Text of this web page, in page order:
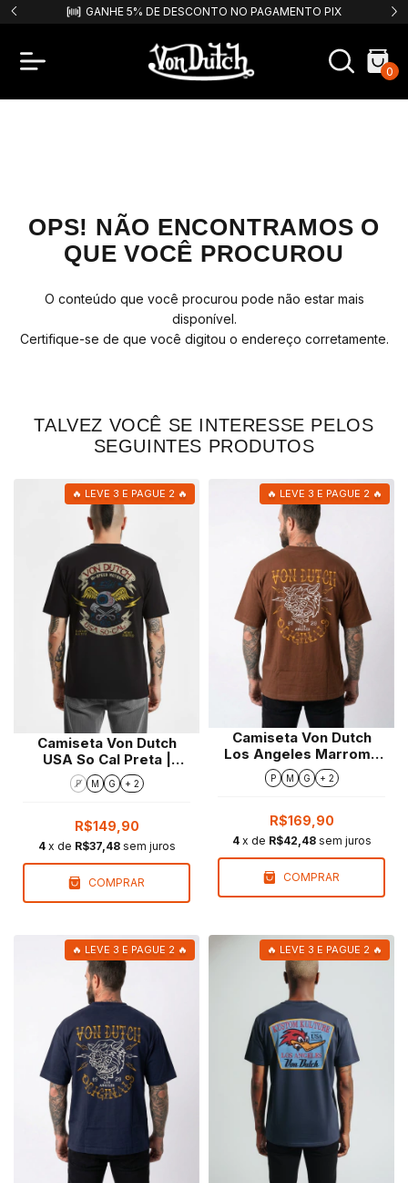
GANHE 5% DE DESCONTO NO PAGAMENTO PIX
0
OPS! NÃO ENCONTRAMOS O
QUE VOCÊ PROCUROU
O conteúdo que você procurou pode não estar mais
disponível.
Certifique-se de que você digitou o endereço corretamente.
TALVEZ VOCÊ SE INTERESSE PELOS
SEGUINTES PRODUTOS
🔥 LEVE 3 E PAGUE 2 🔥
Camiseta Von Dutch
USA So Cal Preta |
Regular Fit
P M G + 2
R$149,90
4 x de R$37,48 sem juros
COMPRAR
🔥 LEVE 3 E PAGUE 2 🔥
Camiseta Von Dutch
Los Angeles Marrom |
Oversize
P M G + 2
R$169,90
4 x de R$42,48 sem juros
COMPRAR
🔥 LEVE 3 E PAGUE 2 🔥 🔥 LEVE 3 E PAGUE 2 🔥